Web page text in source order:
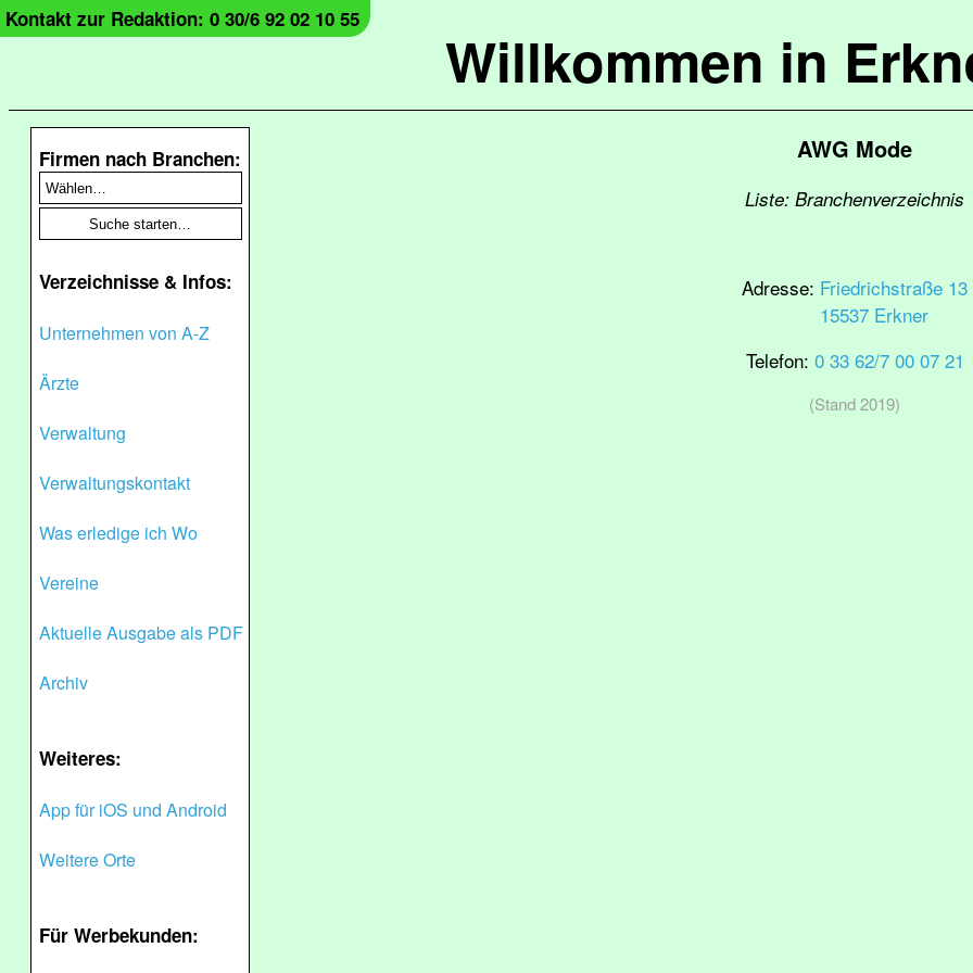
Willkommen in
Kontakt zur Redaktion: 0 30/6 92 02 10 55
Firmen nach Branchen:
Verzeichnisse & Infos:
Unternehmen von A-Z
Ärzte
Verwaltung
Verwaltungskontakt
Was erledige ich Wo
Vereine
Aktuelle Ausgabe als PDF
Archiv
Weiteres:
App für iOS und Android
Weitere Orte
Für Werbekunden:
AWG Mode
Liste: Branchenverzeichnis
Adresse: Friedrichstraße 13
15537 Erkner
Telefon: 0 33 62/7 00 07 21
(Stand 2019)